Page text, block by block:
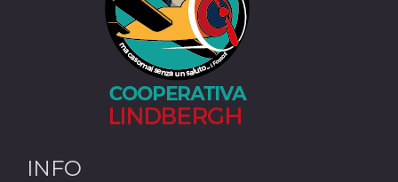
INFO